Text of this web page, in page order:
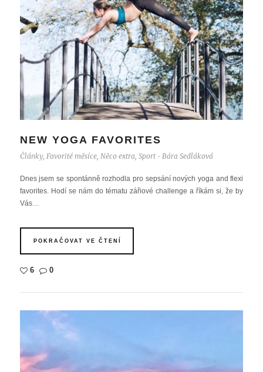
NEW YOGA FAVORITES
Články, Favorité měsíce, Něco extra, Sport - Bára Sedláková
Dnes jsem se spontánně rozhodla pro sepsání nových yoga and flexi
favorites. Hodí se nám do tématu zářiové challenge a říkám si, že by
Vás…
POKRAČOVAT VE ČTENÍ
6 0